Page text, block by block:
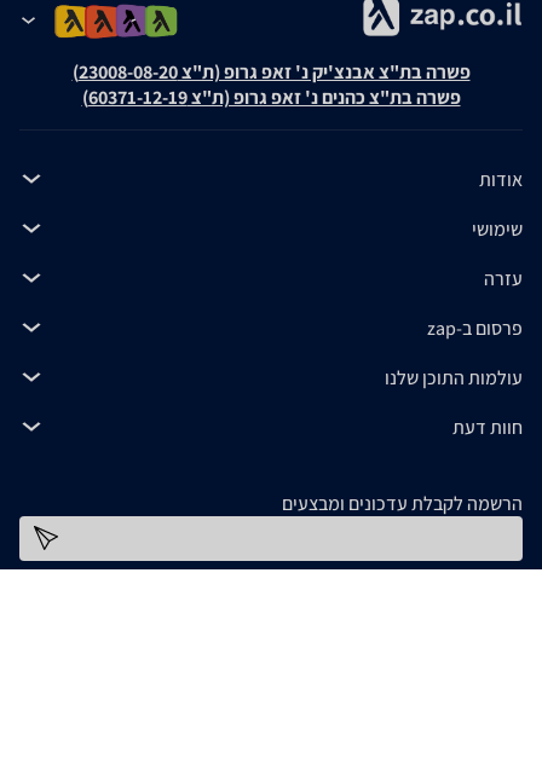
פשרה בת"צ אבנצ'יק נ' זאפ גרופ (ת"צ 23008-08-20)
פשרה בת"צ כהנים נ' זאפ גרופ (ת"צ 60371-12-19)
אודות
שימושי
עזרה
פרסום ב-zap
עולמות התוכן שלנו
חוות דעת
הרשמה לקבלת עדכונים ומבצעים